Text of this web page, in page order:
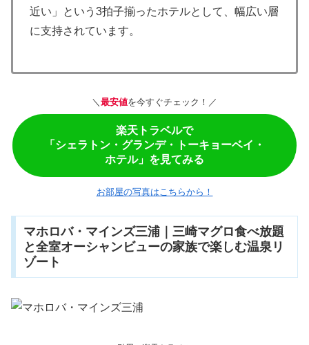
近い」という3拍子揃ったホテルとして、幅広い層
に支持されています。
＼ 最安値を今すぐチェック！／
楽天トラベルで
「シェラトン・グランデ・トーキョーベイ・
ホテル」を見てみる
お部屋の写真はこちらから！
マホロバ・マインズ三浦｜三崎マグロ食べ放題
と全室オーシャンビューの家族で楽しむ温泉リ
ゾート